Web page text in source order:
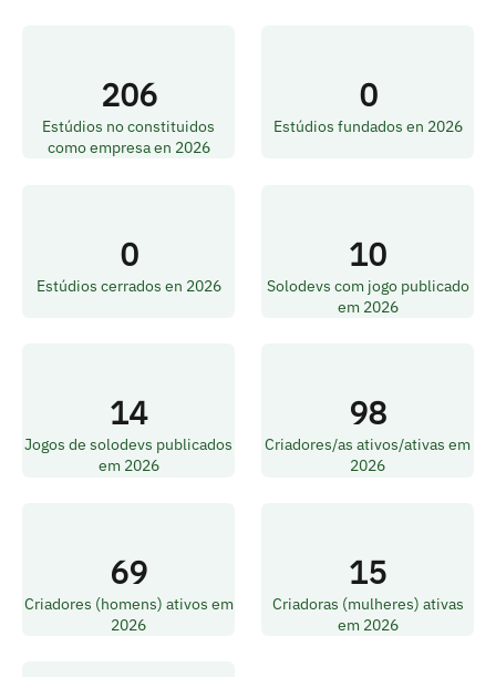
206
Estúdios no constituidos
como empresa en 2026
0
Estúdios fundados en 2026
0
Estúdios cerrados en 2026
10
Solodevs com jogo publicado
em 2026
14
Jogos de solodevs publicados
em 2026
98
Criadores/as ativos/ativas em
2026
69
Criadores (homens) ativos em
2026
15
Criadoras (mulheres) ativas
em 2026